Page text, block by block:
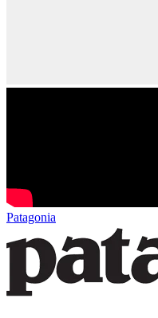
Patagonia